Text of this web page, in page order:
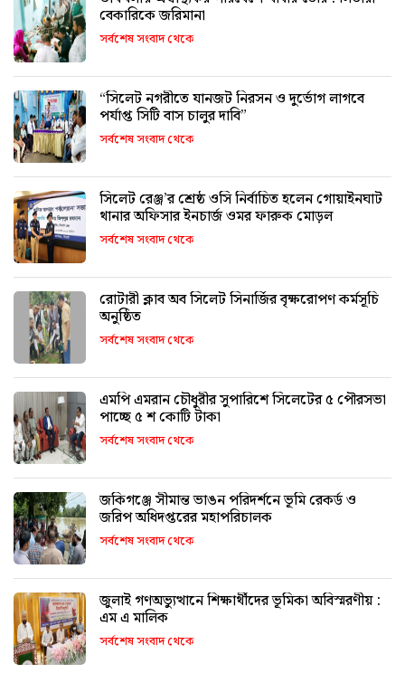
বেকারিকে জরিমানা
সর্বশেষ সংবাদ থেকে
“সিলেট নগরীতে যানজট নিরসন ও দুর্ভোগ লাগবে
পর্যাপ্ত সিটি বাস চালুর দাবি”
সর্বশেষ সংবাদ থেকে
সিলেট রেঞ্জ’র শ্রেষ্ঠ ওসি নির্বাচিত হলেন গোয়াইনঘাট
থানার অফিসার ইনচার্জ ওমর ফারুক মোড়ল
সর্বশেষ সংবাদ থেকে
রোটারী ক্লাব অব সিলেট সিনার্জির বৃক্ষরোপণ কর্মসূচি
অনুষ্ঠিত
সর্বশেষ সংবাদ থেকে
এমপি এমরান চৌধুরীর সুপারিশে সিলেটের ৫ পৌরসভা
পাচ্ছে ৫ শ কোটি টাকা
সর্বশেষ সংবাদ থেকে
জকিগঞ্জে সীমান্ত ভাঙন পরিদর্শনে ভূমি রেকর্ড ও
জরিপ অধিদপ্তরের মহাপরিচালক
সর্বশেষ সংবাদ থেকে
জুলাই গণঅভ্যুত্থানে শিক্ষার্থীদের ভূমিকা অবিস্মরণীয় :
এম এ মালিক
সর্বশেষ সংবাদ থেকে